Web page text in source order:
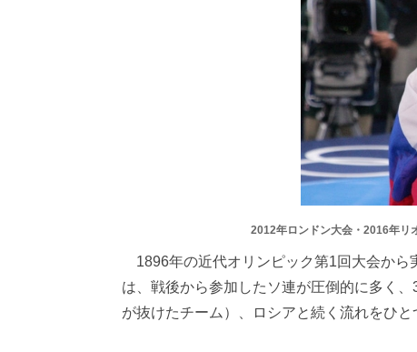
2012年ロンドン大会・2016年リ
1896年の近代オリンピック第1回大会から
は、戦後から参加したソ連が圧倒的に多く
が抜けたチーム）、ロシアと続く流れをひ